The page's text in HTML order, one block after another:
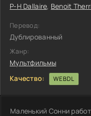
P-H Dallaire, Benoit
Перевод:
Дублированный
Жанр:
Мультфильмы
Качество:
WEBDL
Маленький Сонни